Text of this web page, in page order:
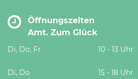
Öffnungszeiten
Amt. Zum Glück
Di, Do, Fr 10 - 13 Uhr
Di, Do 15 - 18 Uhr